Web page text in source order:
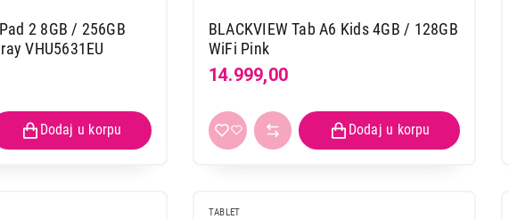
2 8GB / 256GB
VHU5631EU
BLACKVIEW Tab A6 Kids 4GB / 128GB
WiFi Pink
14.999,00
TABLET